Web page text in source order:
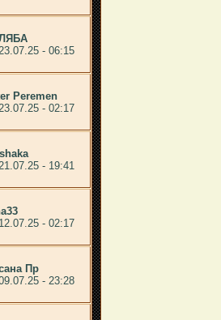
- 06:15
Peremen
- 02:17
- 19:41
- 02:17
Пр
- 23:28